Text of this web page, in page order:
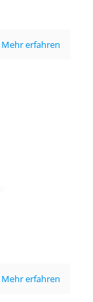
Mehr erfahren
Mehr erfahren